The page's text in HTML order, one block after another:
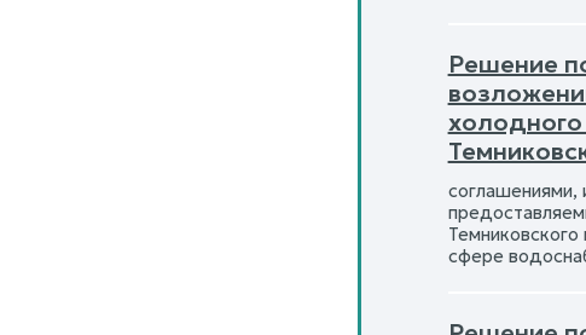
Решение
сфере